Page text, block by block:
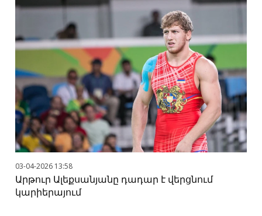
03-04-2026 13:58
Արթուր Ալեքսանյանը դադար է վերցնում
կարիերայում